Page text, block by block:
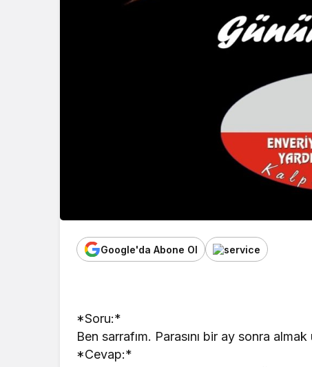
Google'da Abone Ol
*Soru:*
Ben sarrafım. Parasını bir ay sonra
*Cevap:*